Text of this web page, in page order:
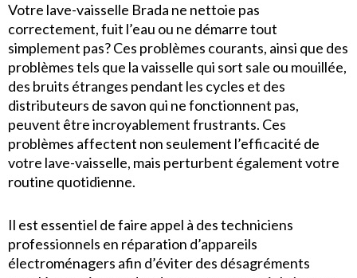
Votre lave-vaisselle Brada ne nettoie pas
correctement, fuit l’eau ou ne démarre tout
simplement pas? Ces problèmes courants, ainsi que des
problèmes tels que la vaisselle qui sort sale ou mouillée,
des bruits étranges pendant les cycles et des
distributeurs de savon qui ne fonctionnent pas,
peuvent être incroyablement frustrants. Ces
problèmes affectent non seulement l’efficacité de
votre lave-vaisselle, mais perturbent également votre
routine quotidienne.
Il est essentiel de faire appel à des techniciens
professionnels en réparation d’appareils
électroménagers afin d’éviter des désagréments